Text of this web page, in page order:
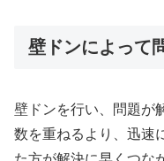
壁ドンによって
壁ドンを行い、問題が
数を重ねるより、迅速